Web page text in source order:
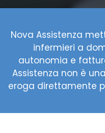
Nova Assistenza
infermieri a
autonomia e
Assistenza non è
eroga direttamente